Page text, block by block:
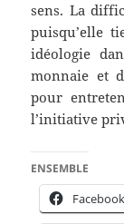
sens. La
puisqu’elle
idéologie
monnaie et
pour
l’initiative
ENSEMBLE
Facebook